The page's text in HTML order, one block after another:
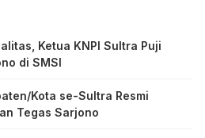
Ketua KNPI Sultra Puji
di SMSI
Kota se-Sultra Resmi
Tegas Sarjono